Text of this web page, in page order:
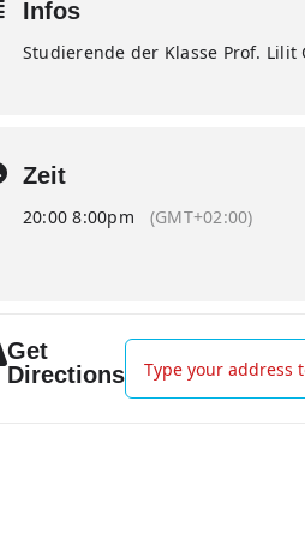
Infos
Studierende der Klasse Prof. Lilit
Zeit
20:00 8:00pm (GMT+02:00)
Get
Directions
Address -